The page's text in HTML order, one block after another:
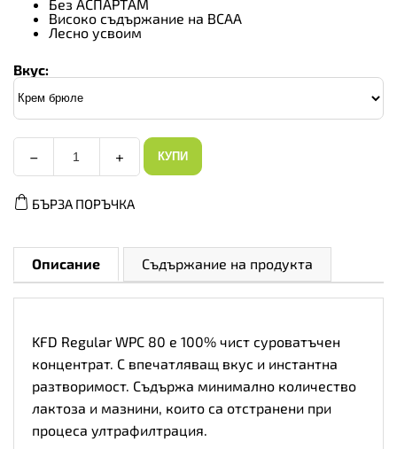
Без АСПАРТАМ
Високо съдържание на BCAA
Лесно усвоим
Вкус:
−
KFD
Regular
80
Протеин,
Вкус
Крем
Разфасовка
+ КУПИ
БЪРЗА ПОРЪЧКА
Описание Съдържание на продукта
KFD Regular WPC 80 е 100% чист суроватъчен
концентрат. С впечатляващ вкус и инстантна
разтворимост. Съдържа минимално количество
лактоза и мазнини, които са отстранени при
процеса ултрафилтрация.